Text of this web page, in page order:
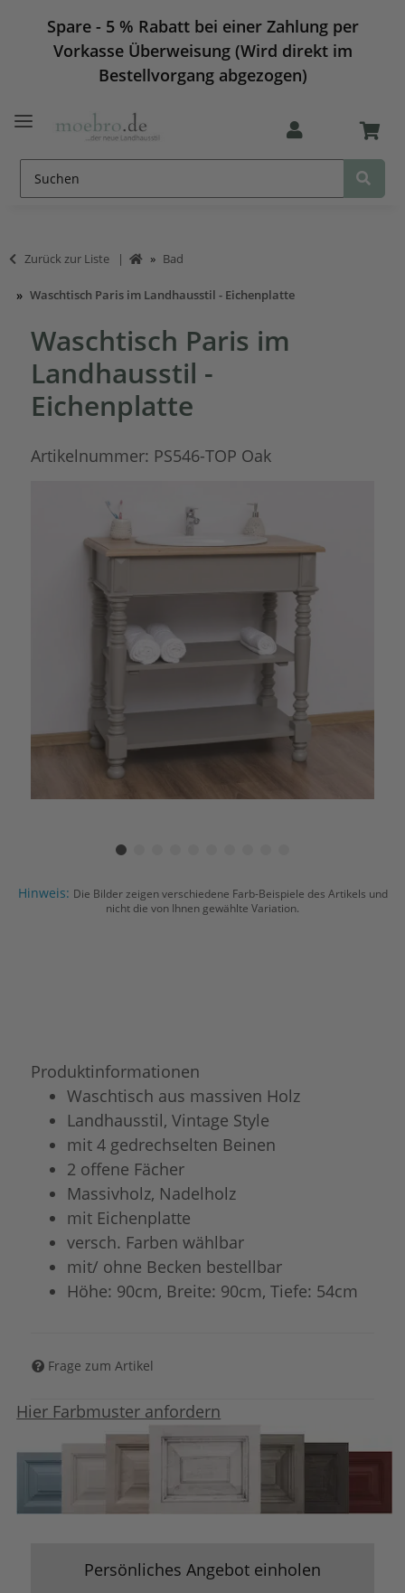
Spare - 5 % Rabatt bei einer Zahlung per
Vorkasse Überweisung (Wird direkt im
Bestellvorgang abgezogen)
Zurück zur Liste Bad
Waschtisch Paris im Landhausstil - Eichenplatte
Waschtisch Paris im
Landhausstil -
Eichenplatte
Artikelnummer: PS546-TOP Oak
Hinweis: Die Bilder zeigen verschiedene Farb-Beispiele des Artikels und
nicht die von Ihnen gewählte Variation.
Produktinformationen
Waschtisch aus massiven Holz
Landhausstil, Vintage Style
mit 4 gedrechselten Beinen
2 offene Fächer
Massivholz, Nadelholz
mit Eichenplatte
versch. Farben wählbar
mit/ ohne Becken bestellbar
Höhe: 90cm, Breite: 90cm, Tiefe: 54cm
Frage zum Artikel
Hier Farbmuster anfordern
Persönliches Angebot einholen